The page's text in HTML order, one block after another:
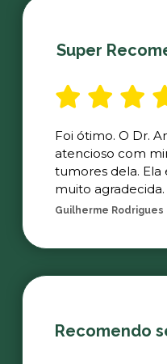
Super
Foi ótimo. O Dr.
atencioso com
tumores dela. Ela
muito agradecida.
Guilherme Rodrigues
Recomendo